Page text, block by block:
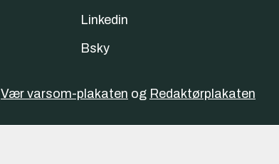
Linkedin
Bsky
Vær varsom-plakaten og Redaktørplakaten